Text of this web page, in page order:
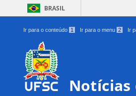
BRASIL
Ir para o conteúdo 1 Ir para o menu 2 Ir
Notícias